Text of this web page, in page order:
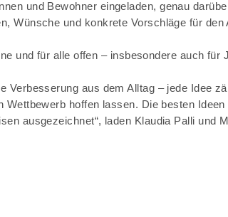
und Bewohner eingeladen, genau
Wünsche und konkrete Vorschläge für
und für alle offen – insbesondere auch
Verbesserung aus dem Alltag – jede Idee
Wettbewerb hoffen lassen. Die besten
ausgezeichnet“, laden Klaudia Palli und